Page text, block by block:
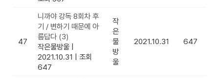
47
니까야 강독 8회차 후
기 / 변하기 때문에 아
름답다 (3)
작은물방울 |
2021.10.31 | 조회
647
작
은
물
방
울
2021.10.31 647